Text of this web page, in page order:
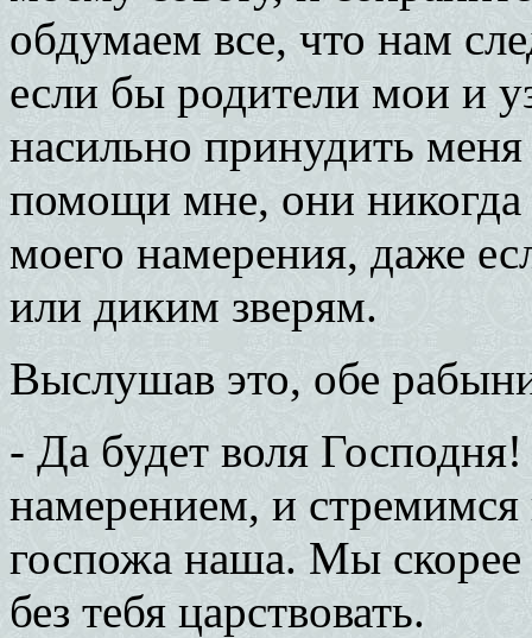
обдумаем все, что нам
если бы родители мои и
насильно принудить
помощи мне, они никогда
моего намерения, даже
или диким зверям.
Выслушав это, обе
- Да будет воля
намерением, и
госпожа наша. Мы
без тебя царствовать.